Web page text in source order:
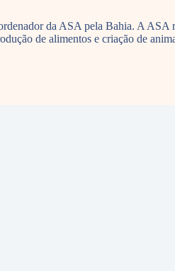
da ASA pela Bahia. A ASA
de alimentos e criação de